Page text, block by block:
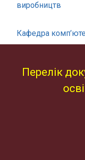
виробництв
Кафедра
Перелік